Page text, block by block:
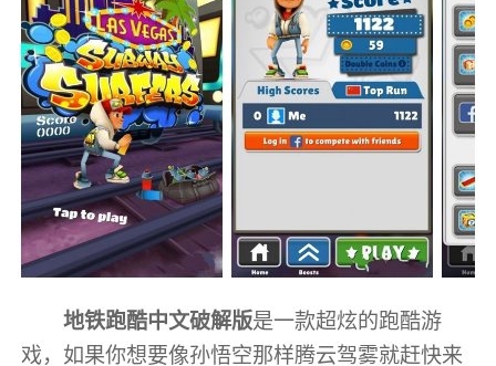
地铁跑酷中文破解版是一款超炫的跑酷游
戏，如果你想要像孙悟空那样腾云驾雾就赶快来